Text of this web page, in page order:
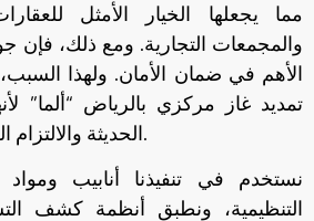
مما يجعلها الخيار الأمثل
والمجمعات التجارية. ومع ذلك، فإن
الأهم في ضمان الأمان. ولهذا
تمديد غاز مركزي بالرياض “ألما”
الحديثة والالتزام الصارم بمعايير السلامة.
نستخدم في تنفيذنا أنابيب
التنظيمية، ونطبق أنظمة كشف